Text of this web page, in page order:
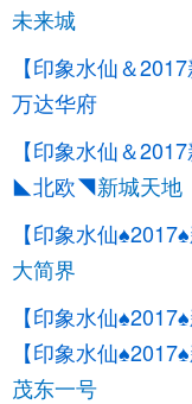
未来城
【印象水仙＆
万达华府
【印象水仙＆
◣北欧◥新城天地
【印象水仙
大简界
【印象水仙
【印象水仙
茂东一号